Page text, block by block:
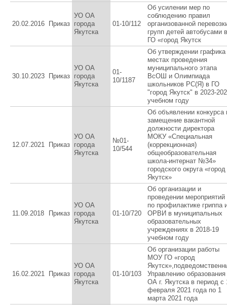
20.02.2016 Приказ
УО ОА
города
Якутска
01-10/112
Об усилении мер по
соблюдению правил
организованной
групп детей автобусами в
ГО «город Якутск
30.10.2023 Приказ
УО ОА
города
Якутска
01-
10/1187
Об утверждении графика
местах проведения
муниципального этапа
ВсОШ и Олимпиада
школьников РС(Я) в ГО
"город Якутск" в 2023-
учебном году
12.07.2021 Приказ
УО ОА
города
Якутска
№01-
10/544
Об объявлении конкурса
замещение вакантной
должности директора
МОКУ «Специальная
(коррекционная)
общеобразовательная
школа-интернат №34»
городского округа «город
Якутск»
11.09.2018 Приказ
УО ОА
города
Якутска
01-10/720
Об организации и
проведении мероприятий
по профилактике гриппа
ОРВИ в муниципальных
образовательных
учреждениях в 2018-19
учебном году
16.02.2021 Приказ
УО ОА
города
Якутска
01-10/103
Об организации работы
МОУ ГО «город
Управлению образования
ОА г. Якутска в период с
февраля 2021 года по 1
марта 2021 года